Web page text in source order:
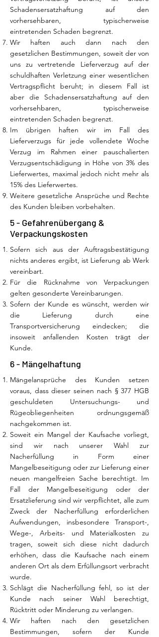
Schadensersatzhaftung auf den
vorhersehbaren, typischerweise
eintretenden Schaden begrenzt.
Wir haften auch dann nach den
gesetzlichen Bestimmungen, soweit der von
uns zu vertretende Lieferverzug auf der
schuldhaften Verletzung einer wesentlichen
Vertragspflicht beruht; in diesem Fall ist
aber die Schadensersatzhaftung auf den
vorhersehbaren, typischerweise
eintretenden Schaden begrenzt.
Im übrigen haften wir im Fall des
Lieferverzugs für jede vollendete Woche
Verzug im Rahmen einer pauschalierten
Verzugsentschädigung in Höhe von 3% des
Lieferwertes, maximal jedoch nicht mehr als
15% des Lieferwertes.
Weitere gesetzliche Ansprüche und Rechte
des Kunden bleiben vorbehalten.
5 - Gefahrenübergang &
Verpackungskosten
Sofern sich aus der Auftragsbestätigung
nichts anderes ergibt, ist Lieferung ab Werk
vereinbart.
Für die Rücknahme von Verpackungen
gelten gesonderte Vereinbarungen.
Sofern der Kunde es wünscht, werden wir
die Lieferung durch eine
Transportversicherung eindecken; die
insoweit anfallenden Kosten trägt der
Kunde.
6 - Mängelhaftung
Mängelansprüche des Kunden setzen
voraus, dass dieser seinen nach § 377 HGB
geschuldeten Untersuchungs- und
Rügeobliegenheiten ordnungsgemäß
nachgekommen ist.
Soweit ein Mangel der Kaufsache vorliegt,
sind wir nach unserer Wahl zur
Nacherfüllung in Form einer
Mangelbeseitigung oder zur Lieferung einer
neuen mangelfreien Sache berechtigt. Im
Fall der Mangelbeseitigung oder der
Ersatzlieferung sind wir verpflichtet, alle zum
Zweck der Nacherfüllung erforderlichen
Aufwendungen, insbesondere Transport-,
Wege-, Arbeits- und Materialkosten zu
tragen, soweit sich diese nicht dadurch
erhöhen, dass die Kaufsache nach einem
anderen Ort als dem Erfüllungsort verbracht
wurde.
Schlägt die Nacherfüllung fehl, so ist der
Kunde nach seiner Wahl berechtigt,
Rücktritt oder Minderung zu verlangen.
Wir haften nach den gesetzlichen
Bestimmungen, sofern der Kunde